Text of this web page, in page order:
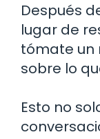
Después
lugar de
tómate un
sobre lo
Esto no